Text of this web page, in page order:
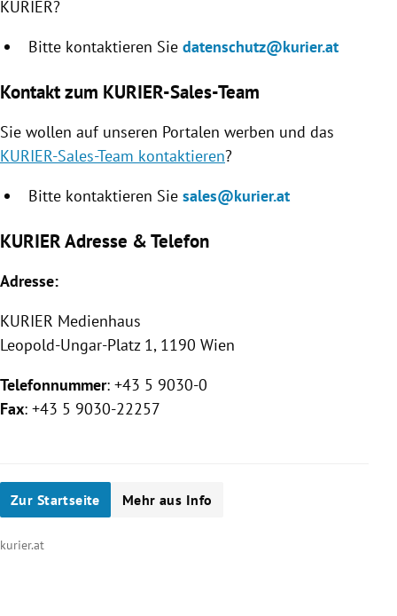
KURIER?
Bitte kontaktieren Sie datenschutz@kurier.at
Kontakt zum KURIER-Sales-Team
Sie wollen auf unseren Portalen werben und das
KURIER-Sales-Team kontaktieren?
Bitte kontaktieren Sie sales@kurier.at
KURIER Adresse & Telefon
Adresse:
KURIER Medienhaus
Leopold-Ungar-Platz 1, 1190 Wien
Telefonnummer: +43 5 9030-0
Fax: +43 5 9030-22257
Zur Startseite Mehr aus Info
kurier.at